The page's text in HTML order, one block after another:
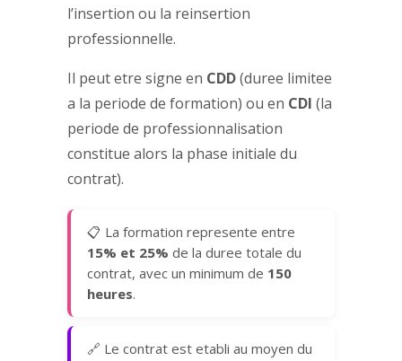
l’insertion ou la reinsertion
professionnelle.
Il peut etre signe en CDD(duree limitee
a la periode de formation) ou en CDI (la
periode de professionnalisation
constitue alors la phase initiale du
contrat).
📋 La formation represente entre
15% et 25% de la duree totale du
contrat, avec un minimum de 150
heures.
🔗 Le contrat est etabli au moyen du